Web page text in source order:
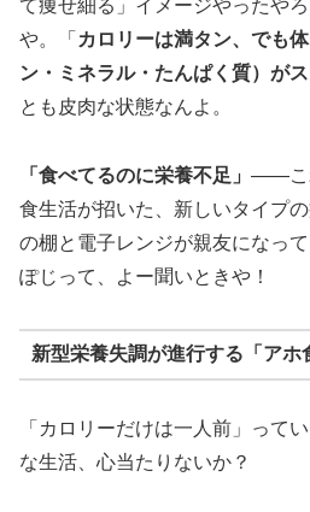
て痩せ細る」イメージやったや
や。「 カロリーは満タン、でも
ン・ミネラル・たんぱく質）が
とも皮肉な状態なんよ。
「食べてるのに栄養不足」 ――こ
食生活が招いた、新しいタイプ
の棚と電子レンジが親友になっ
ぽじって、よー聞いときや！
新型栄養失調が進行する「アホ
「カロリーだけは一人前」って
な生活、心当たりないか？